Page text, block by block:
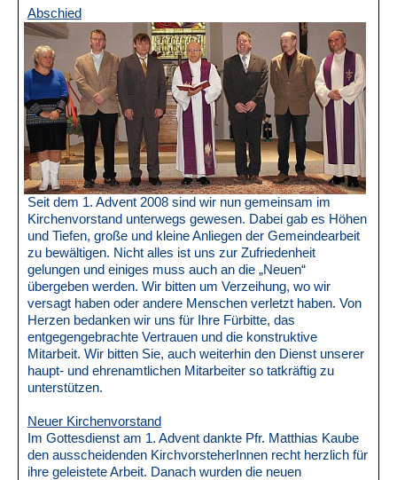
Abschied
Seit dem 1. Advent 2008 sind wir nun gemeinsam im
Kirchenvorstand unterwegs gewesen. Dabei gab es Höhen
und Tiefen, große und kleine Anliegen der Gemeindearbeit
zu bewältigen. Nicht alles ist uns zur Zufriedenheit
gelungen und einiges muss auch an die „Neuen“
übergeben werden. Wir bitten um Verzeihung, wo wir
versagt haben oder andere Menschen verletzt haben. Von
Herzen bedanken wir uns für Ihre Fürbitte, das
entgegengebrachte Vertrauen und die konstruktive
Mitarbeit. Wir bitten Sie, auch weiterhin den Dienst unserer
haupt- und ehrenamtlichen Mitarbeiter so tatkräftig zu
unterstützen.
Neuer Kirchenvorstand
Im Gottesdienst am 1. Advent dankte Pfr. Matthias Kaube
den ausscheidenden KirchvorsteherInnen recht herzlich für
ihre geleistete Arbeit. Danach wurden die neuen